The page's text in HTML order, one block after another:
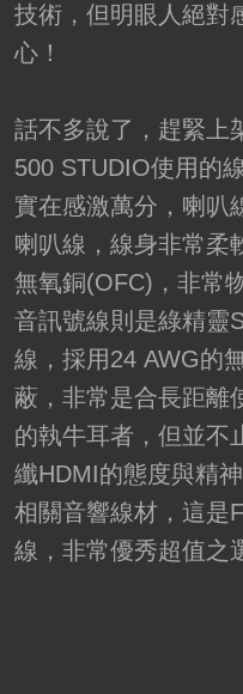
技術，但明眼人絕對
心！
話不多說了，趕緊上
500 STUDIO使用的
實在感激萬分，喇叭
喇叭線，線身非常柔
無氧銅(OFC)，非常
音訊號線則是綠精靈
線，採用24 AWG的
蔽，非常是合長距離
的執牛耳者，但並不
纖HDMI的態度與精
相關音響線材，這是
線，非常優秀超值之